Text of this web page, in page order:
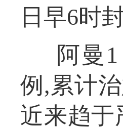
日早6时
阿曼
例,累计
近来趋于